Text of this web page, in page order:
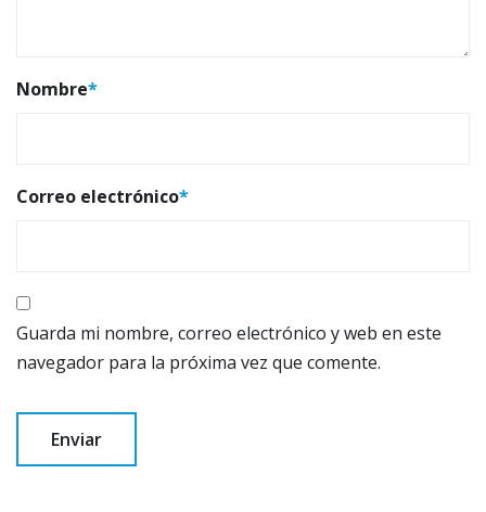
Nombre*
Correo electrónico*
Guarda mi nombre, correo electrónico y web en este
navegador para la próxima vez que comente.